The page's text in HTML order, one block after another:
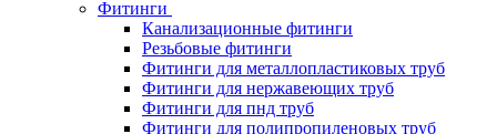
Фитинги
Канализационные фитинги
Резьбовые фитинги
Фитинги для металлопластиковых труб
Фитинги для нержавеющих труб
Фитинги для пнд труб
Фитинги для полипропиленовых труб